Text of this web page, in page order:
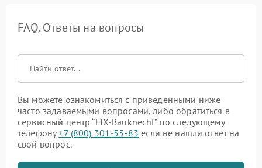
FAQ. Ответы на вопросы
Вы можете ознакомиться с приведенными ниже
часто задаваемыми вопросами, либо обратиться в
сервисный центр “FIX-Bauknecht” по следующему
телефону+7 (800) 301-55-83 если не нашли ответ на
свой вопрос.